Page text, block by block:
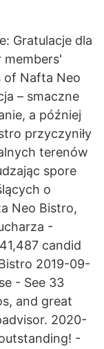
Gratulacje dla
members'
of Nafta Neo
– smaczne
a później
przyczyniły
terenów
spore
o
Neo Bistro,
-
candid
2019-09-
- See 33
and great
2020-
-